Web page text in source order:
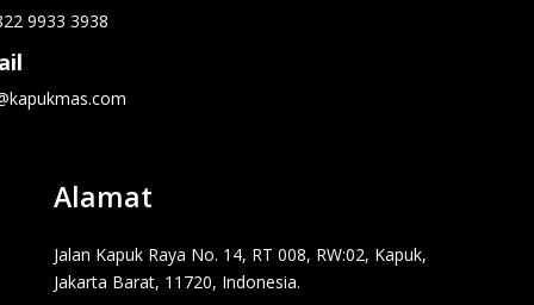
9933 3938
Alamat
Jalan Kapuk Raya No. 14, RT 008, RW:02, Kapuk,
Jakarta Barat, 11720, Indonesia.